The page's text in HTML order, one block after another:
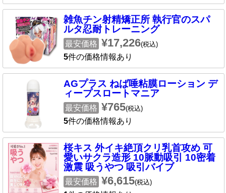
雑魚チン射精矯正所 執行官のスパ
ルタ忍耐トレーニング
最安価格 ¥17,226(税込)
5件の価格情報あり
AGプラス ねば唾粘膜ローション デ
ィープスロートマニア
最安価格 ¥765(税込)
5件の価格情報あり
桜キス 外イキ絶頂クリ乳首攻め 可
愛いサクラ造形 10脈動吸引 10密着
激震 吸うやつ 吸引バイブ
最安価格 ¥6,615(税込)